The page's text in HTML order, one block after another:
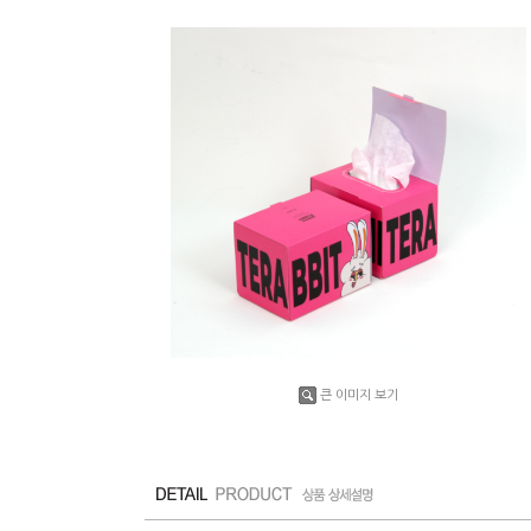
큰 이미지 보기